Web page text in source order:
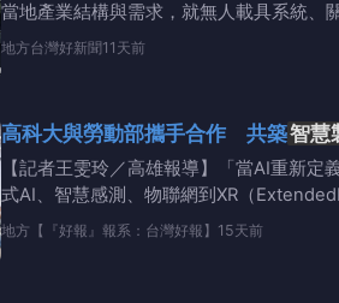
當地產業結構與需求，就無人載具系統、
凱鈺科技，形成從整機
地方台灣好新聞 11天前
高科大與勞動部攜手合作 共築智慧
【記者王雯玲／高雄報導】「當AI重新
式AI、智慧感測、物聯網到XR（
地方 【『好報』報系：台灣好報】 15天前